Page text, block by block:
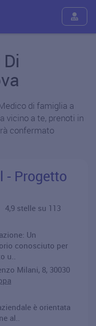
di famiglia a
vicino a te, prenoti in
confermato
- Progetto
4,9 stelle su 113
Un
conosciuto per
u..
Milani, 8, 30030
è orientata
al..